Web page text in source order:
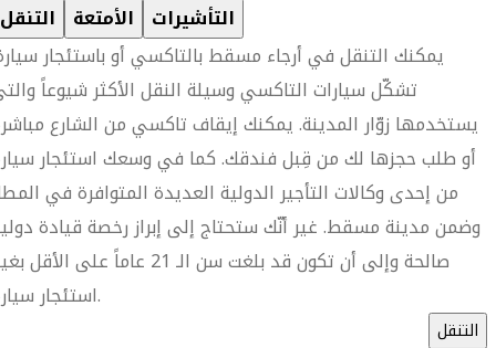
التنقل الأمتعة التأشيرات
يمكنك التنقل في أرجاء مسقط بالتاكسي أو باستئجار
تشكّل سيارات التاكسي وسيلة النقل الأكثر شيوعاً
يستخدمها زوّار المدينة. يمكنك إيقاف تاكسي من الشارع
أو طلب حجزها لك من قِبل فندقك. كما في وسعك استئجار
من إحدى وكالات التأجير الدولية العديدة المتوافرة في
وضمن مدينة مسقط. غير أنّك ستحتاج إلى إبراز رخصة قيادة
صالحة وإلى أن تكون قد بلغت سن الـ 21 عاماً على
استئجار سيارة.
التنقل